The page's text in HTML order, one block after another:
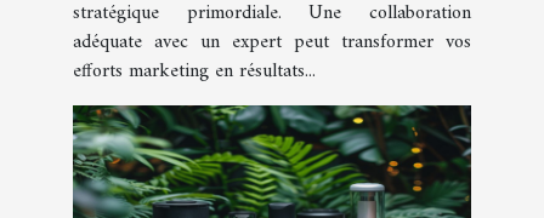
stratégique primordiale. Une collaboration
adéquate avec un expert peut transformer vos
efforts marketing en résultats...